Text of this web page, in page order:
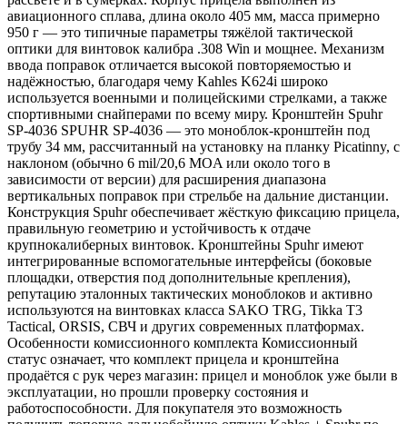
авиационного сплава, длина около 405 мм, масса примерно
950 г — это типичные параметры тяжёлой тактической
оптики для винтовок калибра .308 Win и мощнее. Механизм
ввода поправок отличается высокой повторяемостью и
надёжностью, благодаря чему Kahles K624i широко
используется военными и полицейскими стрелками, а также
спортивными снайперами по всему миру. Кронштейн Spuhr
SP‑4036 SPUHR SP‑4036 — это моноблок‑кронштейн под
трубу 34 мм, рассчитанный на установку на планку Picatinny, с
наклоном (обычно 6 mil/20,6 MOA или около того в
зависимости от версии) для расширения диапазона
вертикальных поправок при стрельбе на дальние дистанции.
Конструкция Spuhr обеспечивает жёсткую фиксацию прицела,
правильную геометрию и устойчивость к отдаче
крупнокалиберных винтовок. Кронштейны Spuhr имеют
интегрированные вспомогательные интерфейсы (боковые
площадки, отверстия под дополнительные крепления),
репутацию эталонных тактических моноблоков и активно
используются на винтовках класса SAKO TRG, Tikka T3
Tactical, ORSIS, СВЧ и других современных платформах.
Особенности комиссионного комплекта Комиссионный
статус означает, что комплект прицела и кронштейна
продаётся с рук через магазин: прицел и моноблок уже были в
эксплуатации, но прошли проверку состояния и
работоспособности. Для покупателя это возможность